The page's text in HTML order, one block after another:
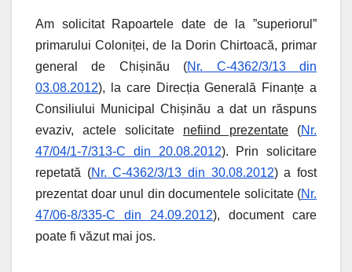
Am solicitat Rapoartele date de la ”superiorul”
primarului Coloniței, de la Dorin Chirtoacă, primar
general de Chișinău (Nr. C-4362/3/13 din
03.08.2012), la care Direcția Generală Finanțe a
Consiliului Municipal Chișinău a dat un răspuns
evaziv, actele solicitate nefiind prezentate (Nr.
47/04/1-7/313-C din 20.08.2012). Prin solicitare
repetată (Nr. C-4362/3/13 din 30.08.2012) a fost
prezentat doar unul din documentele solicitate (Nr.
47/06-8/335-C din 24.09.2012), document care
poate fi văzut mai jos.